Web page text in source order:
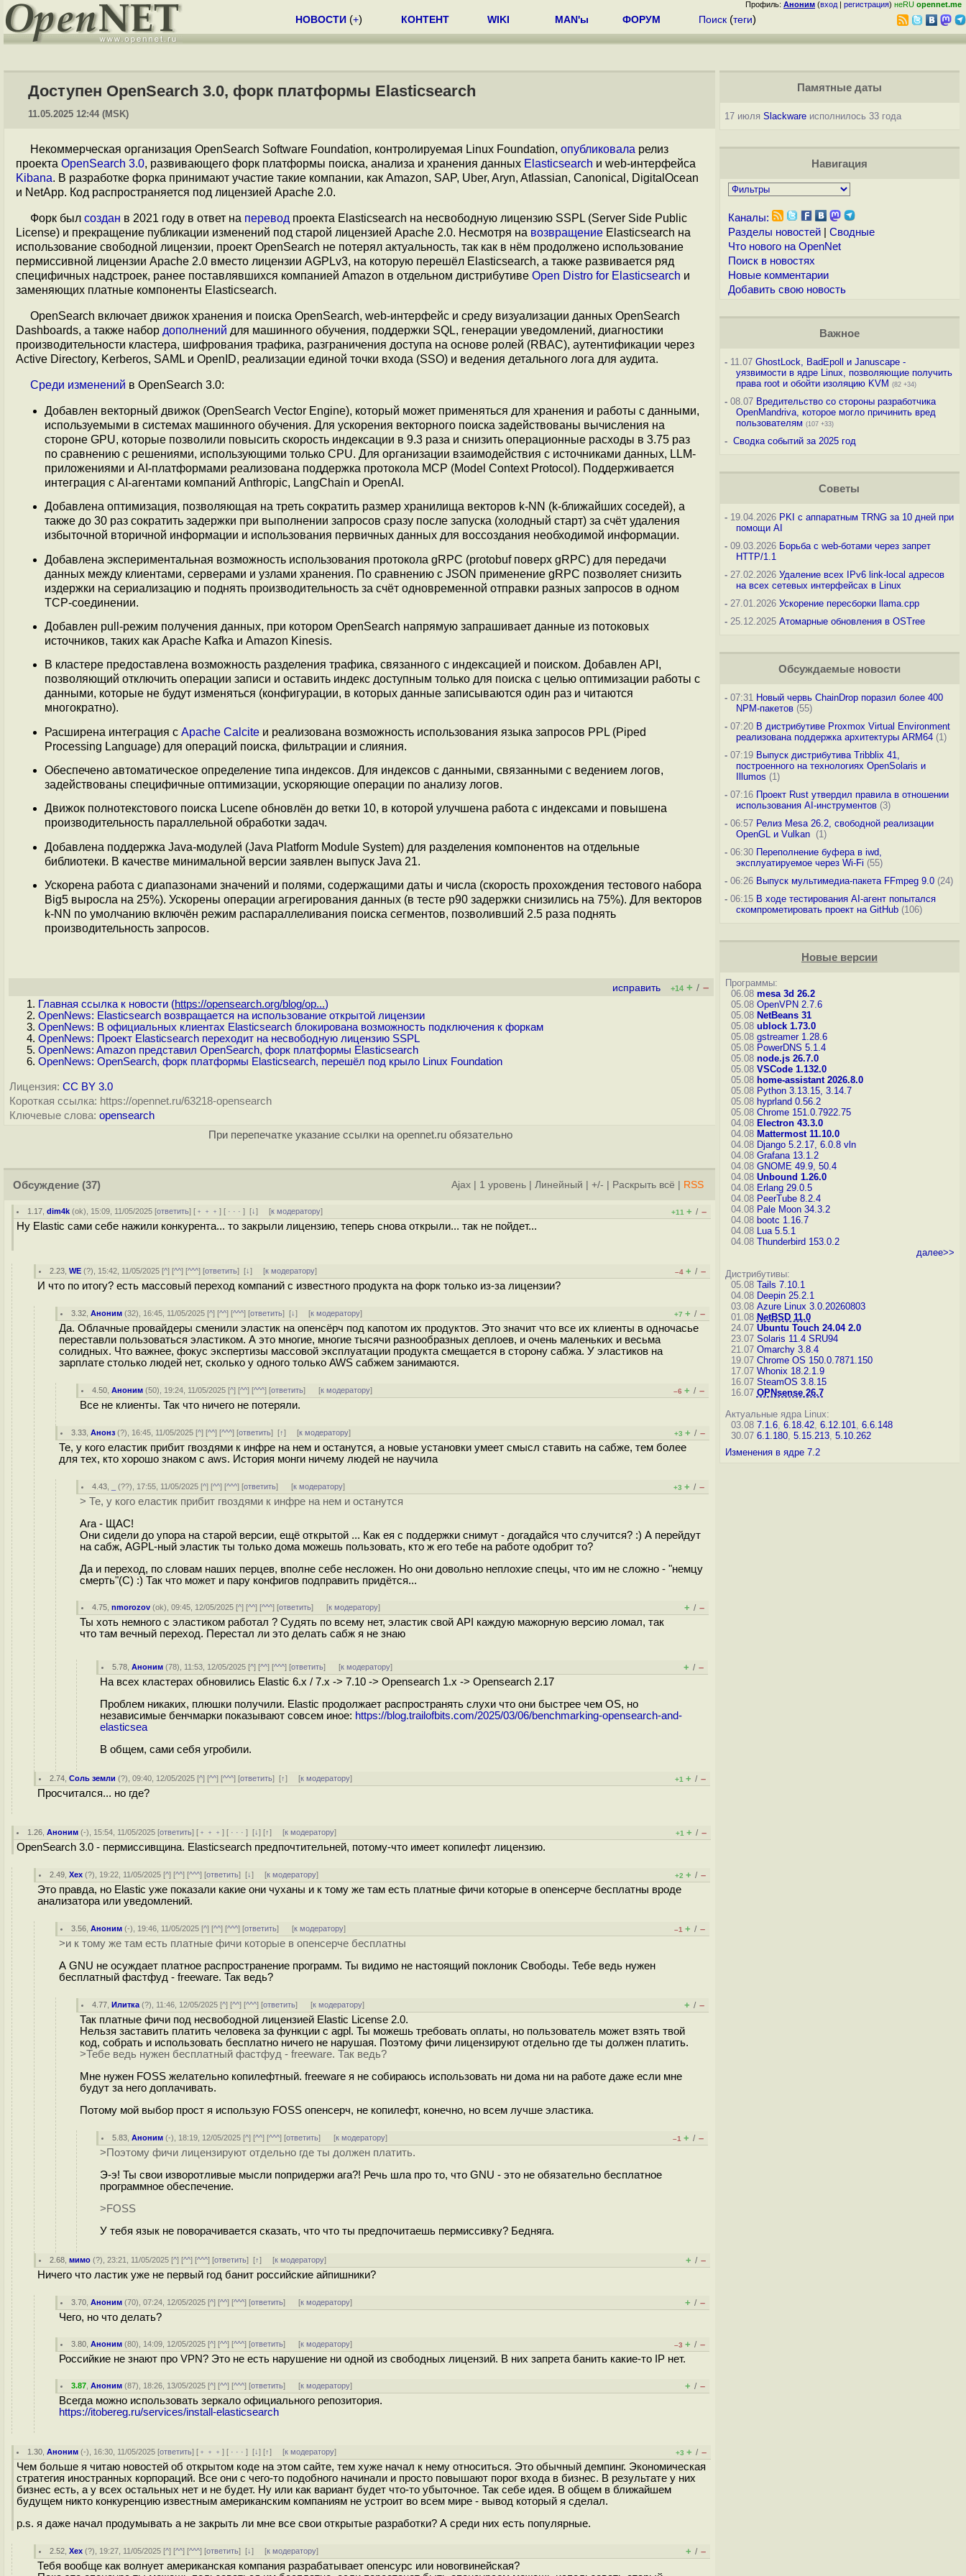
Профиль: Аноним (вход | регистрация) неRU opennet.me
НОВОСТИ (+) КОНТЕНТ WIKI MAN'ы ФОРУМ Поиск (теги)
Доступен OpenSearch 3.0, форк платформы Elasticsearch
11.05.2025 12:44 (MSK)
Некоммерческая организация OpenSearch Software Foundation, контролируемая Linux Foundation, опубликовала релиз
проекта OpenSearch 3.0, развивающего форк платформы поиска, анализа и хранения данных Elasticsearch и web-интерфейса
Kibana. В разработке форка принимают участие такие компании, как Amazon, SAP, Uber, Aryn, Atlassian, Canonical, DigitalOcean
и NetApp. Код распространяется под лицензией Apache 2.0.
Форк был создан в 2021 году в ответ на перевод проекта Elasticsearch на несвободную лицензию SSPL (Server Side Public
License) и прекращение публикации изменений под старой лицензией Apache 2.0. Несмотря на возвращение Elasticsearch на
использование свободной лицензии, проект OpenSearch не потерял актуальность, так как в нём продолжено использование
пермиссивной лицензии Apache 2.0 вместо лицензии AGPLv3, на которую перешёл Elasticsearch, а также развивается ряд
специфичных надстроек, ранее поставлявшихся компанией Amazon в отдельном дистрибутиве Open Distro for Elasticsearch и
заменяющих платные компоненты Elasticsearch.
OpenSearch включает движок хранения и поиска OpenSearch, web-интерфейс и среду визуализации данных OpenSearch
Dashboards, а также набор дополнений для машинного обучения, поддержки SQL, генерации уведомлений, диагностики
производительности кластера, шифрования трафика, разграничения доступа на основе ролей (RBAC), аутентификации через
Active Directory, Kerberos, SAML и OpenID, реализации единой точки входа (SSO) и ведения детального лога для аудита.
Среди изменений в OpenSearch 3.0:
Добавлен векторный движок (OpenSearch Vector Engine), который может применяться для хранения и работы с данными,
используемыми в системах машинного обучения. Для ускорения векторного поиска задействованы вычисления на
стороне GPU, которые позволили повысить скорость индексации в 9.3 раза и снизить операционные расходы в 3.75 раз
по сравнению с решениями, использующими только CPU. Для организации взаимодействия с источниками данных, LLM-
приложениями и AI-платформами реализована поддержка протокола MCP (Model Context Protocol). Поддерживается
интеграция с AI-агентами компаний Anthropic, LangChain и OpenAI.
Добавлена оптимизация, позволяющая на треть сократить размер хранилища векторов k-NN (k-ближайших соседей), а
также до 30 раз сократить задержки при выполнении запросов сразу после запуска (холодный старт) за счёт удаления
избыточной вторичной информации и использования первичных данных для воссоздания необходимой информации.
Добавлена экспериментальная возможность использования протокола gRPC (protobuf поверх gRPC) для передачи
данных между клиентами, серверами и узлами хранения. По сравнению с JSON применение gRPC позволяет снизить
издержки на сериализацию и поднять производительность за счёт одновременной отправки разных запросов в одном
TCP-соединении.
Добавлен pull-режим получения данных, при котором OpenSearch напрямую запрашивает данные из потоковых
источников, таких как Apache Kafka и Amazon Kinesis.
В кластере предоставлена возможность разделения трафика, связанного с индексацией и поиском. Добавлен API,
позволяющий отключить операции записи и оставить индекс доступным только для поиска с целью оптимизации работы с
данными, которые не будут изменяться (конфигурации, в которых данные записываются один раз и читаются
многократно).
Расширена интеграция с Apache Calcite и реализована возможность использования языка запросов PPL (Piped
Processing Language) для операций поиска, фильтрации и слияния.
Обеспечено автоматическое определение типа индексов. Для индексов с данными, связанными с ведением логов,
задействованы специфичные оптимизации, ускоряющие операции по анализу логов.
Движок полнотекстового поиска Lucene обновлён до ветки 10, в которой улучшена работа с индексами и повышена
производительность параллельной обработки задач.
Добавлена поддержка Java-модулей (Java Platform Module System) для разделения компонентов на отдельные
библиотеки. В качестве минимальной версии заявлен выпуск Java 21.
Ускорена работа с диапазонами значений и полями, содержащими даты и числа (скорость прохождения тестового набора
Big5 выросла на 25%). Ускорены операции агрегирования данных (в тесте p90 задержки снизились на 75%). Для векторов
k-NN по умолчанию включён режим распараллеливания поиска сегментов, позволивший 2.5 раза поднять
производительность запросов.
исправить +14 + / –
Главная ссылка к новости (https://opensearch.org/blog/op...)
OpenNews: Elasticsearch возвращается на использование открытой лицензии
OpenNews: В официальных клиентах Elasticsearch блокирована возможность подключения к форкам
OpenNews: Проект Elasticsearch переходит на несвободную лицензию SSPL
OpenNews: Amazon представил OpenSearch, форк платформы Elasticsearch
OpenNews: OpenSearch, форк платформы Elasticsearch, перешёл под крыло Linux Foundation
Лицензия: CC BY 3.0
Короткая ссылка: https://opennet.ru/63218-opensearch
Ключевые слова: opensearch
При перепечатке указание ссылки на opennet.ru обязательно
Обсуждение (37) Ajax 1 уровень Линейный +/- Раскрыть всё RSS
1.17 ,dim4k (ok), 15:09, 11/05/2025 [ответить] [ ﹢﹢﹢] [ · · ·][↓] [к модератору] +11 + / –
Ну Elastic сами себе нажили конкурента... то закрыли лицензию, теперь снова открыли... так не пойдет...
2.23 ,WE (?), 15:42, 11/05/2025 [^] [^^] [^^^] [ответить][↓] [к модератору] –4 + / –
И что по итогу? есть массовый переход компаний с известного продукта на форк только из-за лицензии?
3.32 ,Аноним (32), 16:45, 11/05/2025 [^] [^^] [^^^] [ответить][↓] [к модератору] +7 + / –
Да. Облачные провайдеры сменили эластик на опенсёрч под капотом их продуктов. Это значит что все их клиенты в одночасье
переставли пользоваться эластиком. А это многие, многие тысячи разнообразных деплоев, и очень маленьких и весьма
солидных. Что важнее, фокус экспертизы массовой эксплуатации продукта смещается в сторону сабжа. У эластиков на
зарплате столько людей нет, сколько у одного только AWS сабжем занимаются.
4.50 ,Аноним (50), 19:24, 11/05/2025 [^] [^^] [^^^] [ответить] [к модератору] –6 + / –
Все не клиенты. Так что ничего не потеряли.
3.33 ,Анонз (?), 16:45, 11/05/2025 [^] [^^] [^^^] [ответить][↑] [к модератору] +3 + / –
Те, у кого еластик прибит гвоздями к инфре на нем и останутся, а новые установки умеет смысл ставить на сабже, тем более
для тех, кто хорошо знаком с aws. История монги ничему людей не научила
4.43 (??), 17:55, 11/05/2025 [^] [^^] [^^^] [ответить] [к модератору] +3 + / –
> Те, у кого еластик прибит гвоздями к инфре на нем и останутся
Ага - ЩАС!
Они сидели до упора на старой версии, ещё открытой ... Как ея с поддержки снимут - догадайся что случится? :) А перейдут
на сабж, AGPL-ный эластик ты только дома можешь пользовать, кто ж его тебе на работе одобрит то?
Да и переход, по словам наших перцев, вполне себе несложен. Но они довольно неплохие спецы, что им не сложно - "немцу
смерть"(С) :) Так что может и пару конфигов подправить придётся...
4.75 ,nmorozov (ok), 09:45, 12/05/2025 [^] [^^] [^^^] [ответить] [к модератору] + / –
Ты хоть немного с эластиком работал ? Судять по всему нет, эластик свой API каждую мажорную версию ломал, так
что там вечный переход. Перестал ли это делать сабж я не знаю
5.78 ,Аноним (78), 11:53, 12/05/2025 [^] [^^] [^^^] [ответить] [к модератору] + / –
На всех кластерах обновились Elastic 6.x / 7.x -> 7.10 -> Opensearch 1.x -> Opensearch 2.17
Проблем никаких, плюшки получили. Elastic продолжает распространять слухи что они быстрее чем OS, но
независимые бенчмарки показывают совсем иное: https://blog.trailofbits.com/2025/03/06/benchmarking-opensearch-and-
elasticsea
В общем, сами себя угробили.
2.74 ,Соль земли (?), 09:40, 12/05/2025 [^] [^^] [^^^] [ответить][↑] [к модератору] +1 + / –
Просчитался... но где?
1.26 ,Аноним (-), 15:54, 11/05/2025 [ответить] [ ﹢﹢﹢] [ · · ·][↓] [↑] [к модератору] +1 + / –
OpenSearch 3.0 - пермиссивщина. Elasticsearch предпочтительней, потому-что имеет копилефт лицензию.
2.49 ,Хех (?), 19:22, 11/05/2025 [^] [^^] [^^^] [ответить][↓] [к модератору] +2 + / –
Это правда, но Elastic уже показали какие они чуханы и к тому же там есть платные фичи которые в опенсерче бесплатны вроде
анализатора или уведомлений.
3.56 ,Аноним (-), 19:46, 11/05/2025 [^] [^^] [^^^] [ответить] [к модератору] –1 + / –
>и к тому же там есть платные фичи которые в опенсерче бесплатны
А GNU не осуждает платное распространение программ. Ты видимо не настоящий поклоник Свободы. Тебе ведь нужен
бесплатный фастфуд - freeware. Так ведь?
4.77 ,Илитка (?), 11:46, 12/05/2025 [^] [^^] [^^^] [ответить] [к модератору] + / –
Так платные фичи под несвободной лицензией Elastic License 2.0.
Нельзя заставить платить человека за функции с agpl. Ты можешь требовать оплаты, но пользователь может взять твой
код, собрать и использовать бесплатно ничего не нарушая. Поэтому фичи лицензируют отдельно где ты должен платить.
>Тебе ведь нужен бесплатный фастфуд - freeware. Так ведь?
Мне нужен FOSS желательно копилефтный. freeware я не собираюсь использовать ни дома ни на работе даже если мне
будут за него доплачивать.
Потому мой выбор прост я использую FOSS опенсерч, не копилефт, конечно, но всем лучше эластика.
5.83 ,Аноним (-), 18:19, 12/05/2025 [^] [^^] [^^^] [ответить] [к модератору] –1 + / –
>Поэтому фичи лицензируют отдельно где ты должен платить.
Э-э! Ты свои изворотливые мысли попридержи ага?! Речь шла про то, что GNU - это не обязательно бесплатное
программное обеспечение.
>FOSS
У тебя язык не поворачивается сказать, что что ты предпочитаешь пермиссивку? Бедняга.
2.68 ,мимо (?), 23:21, 11/05/2025 [^] [^^] [^^^] [ответить][↑] [к модератору] + / –
Ничего что ластик уже не первый год банит российские айпишники?
3.70 ,Аноним (70), 07:24, 12/05/2025 [^] [^^] [^^^] [ответить] [к модератору] + / –
Чего, но что делать?
3.80 ,Аноним (80), 14:09, 12/05/2025 [^] [^^] [^^^] [ответить] [к модератору] –3 + / –
Российкие не знают про VPN? Это не есть нарушение ни одной из свободных лицензий. В них запрета банить какие-то IP нет.
3.87 ,Аноним (87), 18:26, 13/05/2025 [^] [^^] [^^^] [ответить] [к модератору] + / –
Всегда можно использовать зеркало официального репозитория.
https://itobereg.ru/services/install-elasticsearch
1.30 ,Аноним (-), 16:30, 11/05/2025 [ответить] [ ﹢﹢﹢] [ · · ·][↓] [↑] [к модератору] +3 + / –
Чем больше я читаю новостей об открытом коде на этом сайте, тем хуже начал к нему относиться. Это обычный демпинг. Экономическая
стратегия иностранных корпораций. Все они с чего-то подобного начинали и просто повышают порог входа в бизнес. В результате у них
бизнес есть, а у всех остальных нет и не будет. Ну или как вариант будет что-то убыточное. Так себе идея. В общем в ближайшем
будущем никто конкуренцию известным американским компаниям не устроит во всем мире - вывод который я сделал.
p.s. я даже начал продумывать а не закрыть ли мне все свои открытые разработки? А среди них есть популярные.
2.52 ,Хех (?), 19:27, 11/05/2025 [^] [^^] [^^^] [ответить][↓] [к модератору] + / –
Тебя вообще как волнует американская компания разрабатывает опенсурс или новогвинейская?
Памятные даты
17 июля Slackwareисполнилось 33 года
Навигация
Каналы:
Разделы новостей| Сводные
Что нового на OpenNet
Поиск в новостях
Новые комментарии
Добавить свою новость
Важное
-11.07 GhostLock, BadEpoll и Januscape -
уязвимости в ядре Linux, позволяющие получить
права root и обойти изоляцию KVM (82 +34)
-08.07 Вредительство со стороны разработчика
OpenMandriva, которое могло причинить вред
пользователям (107 +33)
- Сводка событий за 2025 год
Советы
-19.04.2026 PKI с аппаратным TRNG за 10 дней при
помощи AI
-09.03.2026 Борьба с web-ботами через запрет
HTTP/1.1
-27.02.2026 Удаление всех IPv6 link-local адресов
на всех сетевых интерфейсах в Linux
-27.01.2026 Ускорение пересборки llama.cpp
-25.12.2025 Атомарные обновления в OSTree
Обсуждаемые новости
-07:31 Новый червь ChainDrop поразил более 400
NPM-пакетов(55)
-07:20 В дистрибутиве Proxmox Virtual Environment
реализована поддержка архитектуры ARM64(1)
-07:19 Выпуск дистрибутива Tribblix 41,
построенного на технологиях OpenSolaris и
Illumos (1)
-07:16 Проект Rust утвердил правила в отношении
использования AI-инструментов(3)
-06:57 Релиз Mesa 26.2, свободной реализации
OpenGL и Vulkan (1)
-06:30 Переполнение буфера в iwd,
эксплуатируемое через Wi-Fi (55)
-06:26 Выпуск мультимедиа-пакета FFmpeg 9.0(24)
-06:15 В ходе тестирования AI-агент попытался
скомпрометировать проект на GitHub(106)
Новые версии
Программы:
06.08 mesa 3d 26.2
05.08 OpenVPN 2.7.6
05.08 NetBeans 31
05.08 ublock 1.73.0
05.08 gstreamer 1.28.6
05.08 PowerDNS 5.1.4
05.08 node.js 26.7.0
05.08 VSCode 1.132.0
05.08 home-assistant 2026.8.0
05.08 Python 3.13.15, 3.14.7
05.08 hyprland 0.56.2
05.08 Chrome 151.0.7922.75
04.08 Electron 43.3.0
04.08 Mattermost 11.10.0
04.08 Django 5.2.17, 6.0.8 vln
04.08 Grafana 13.1.2
04.08 GNOME 49.9, 50.4
04.08 Unbound 1.26.0
04.08 Erlang 29.0.5
04.08 PeerTube 8.2.4
04.08 Pale Moon 34.3.2
04.08 bootc 1.16.7
04.08 Lua 5.5.1
04.08 Thunderbird 153.0.2
далее>>
Дистрибутивы:
05.08 Tails 7.10.1
04.08 Deepin 25.2.1
03.08 Azure Linux 3.0.20260803
01.08 NetBSD 11.0
24.07 Ubuntu Touch 24.04 2.0
23.07 Solaris 11.4 SRU94
21.07 Omarchy 3.8.4
19.07 Chrome OS 150.0.7871.150
17.07 Whonix 18.2.1.9
16.07 SteamOS 3.8.15
16.07 OPNsense 26.7
Актуальные ядра Linux:
03.08 7.1.6, 6.18.42, 6.12.101, 6.6.148
30.07 6.1.180, 5.15.213, 5.10.262
Изменения в ядре 7.2